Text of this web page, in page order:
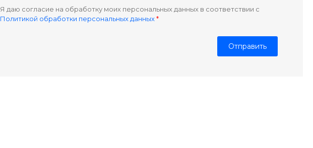
Я даю согласие на обработку моих персональных данных в соответствии с
Политикой обработки персональных данных